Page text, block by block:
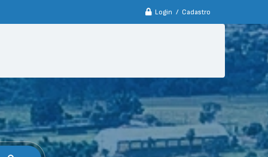
Login / Cadastro